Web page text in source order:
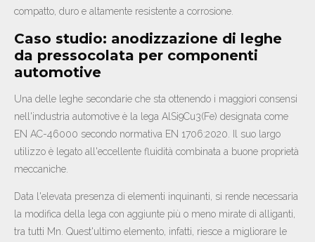
compatto, duro e altamente resistente a corrosione.
Caso studio: anodizzazione di leghe
da pressocolata per componenti
automotive
Una delle leghe secondarie che sta ottenendo i maggiori consensi
nell'industria automotive è la lega AlSi9Cu3(Fe) designata come
EN AC-46000 secondo normativa EN 1706:2020. Il suo largo
utilizzo è legato all'eccellente fluidità combinata a buone proprietà
meccaniche.
Data l'elevata presenza di elementi inquinanti, si rende necessaria
la modifica della lega con aggiunte più o meno mirate di alliganti,
tra tutti Mn. Quest'ultimo elemento, infatti, riesce a migliorare le